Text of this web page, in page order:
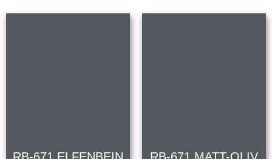
RB-671 ELFENBEIN RB-671 MATT-OLIV